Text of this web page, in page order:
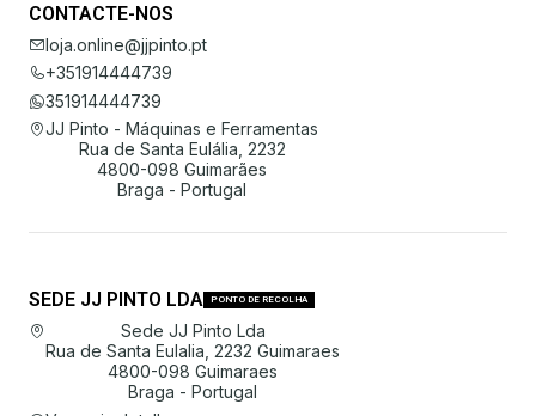
CONTACTE-NOS
loja.online@jjpinto.pt
+351914444739
351914444739
JJ Pinto - Máquinas e Ferramentas
Rua de Santa Eulália, 2232
4800-098 Guimarães
Braga - Portugal
SEDE JJ PINTO LDA PONTO DE RECOLHA
Sede JJ Pinto Lda
Rua de Santa Eulalia, 2232 Guimaraes
4800-098 Guimaraes
Braga - Portugal